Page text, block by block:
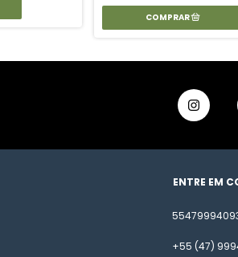
ENTRE EM
+55 (47)